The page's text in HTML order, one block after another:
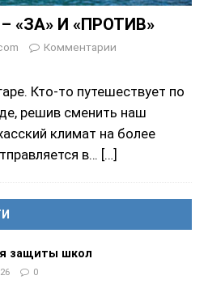
«ЗА» И «ПРОТИВ»
Комментарии
Кто-то путешествует по
решив сменить наш
климат на более
в… […]
защиты школ
0